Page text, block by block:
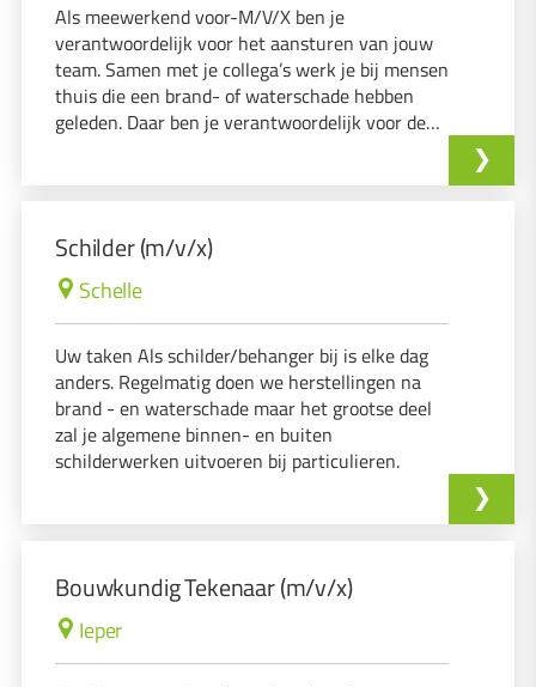
Als meewerkend voor-M/V/X ben je
verantwoordelijk voor het aansturen van jouw
team. Samen met je collega’s werk je bij mensen
thuis die een brand- of waterschade hebben
geleden. Daar ben je verantwoordelijk voor de
Schilder (m/v/x)
Schelle
Uw taken Als schilder/behanger bij is elke dag
anders. Regelmatig doen we herstellingen na
brand - en waterschade maar het grootse deel
zal je algemene binnen- en buiten
schilderwerken uitvoeren bij particulieren.
Bouwkundig Tekenaar (m/v/x)
Ieper